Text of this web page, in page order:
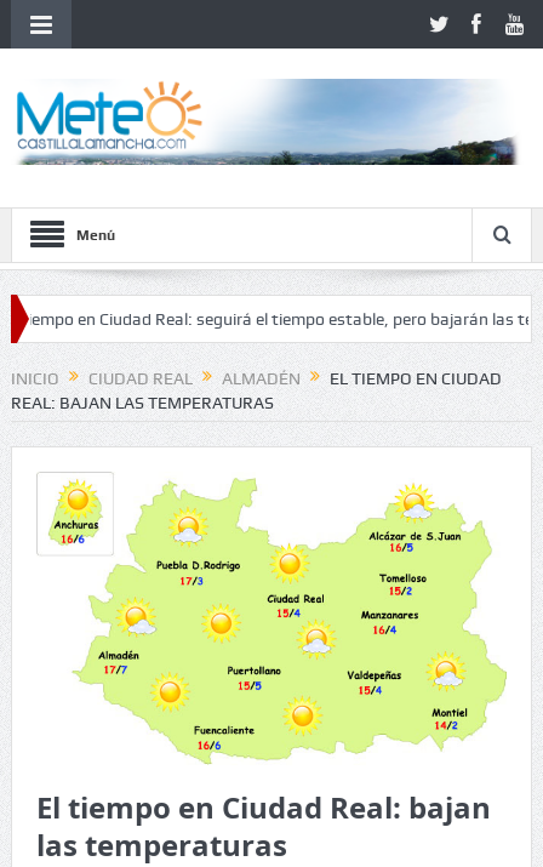
Menú
en Ciudad Real: seguirá el tiempo estable, pero bajarán las
INICIO CIUDAD REAL ALMADÉN
EL TIEMPO EN CIUDAD
REAL: BAJAN LAS TEMPERATURAS
El tiempo en Ciudad Real: bajan
las temperaturas